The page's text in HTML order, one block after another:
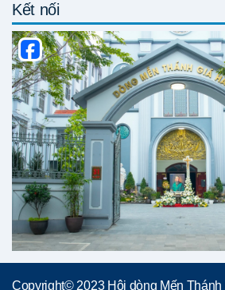
Kết nối
Copyright© 2023 Hội dòng Mến Thánh